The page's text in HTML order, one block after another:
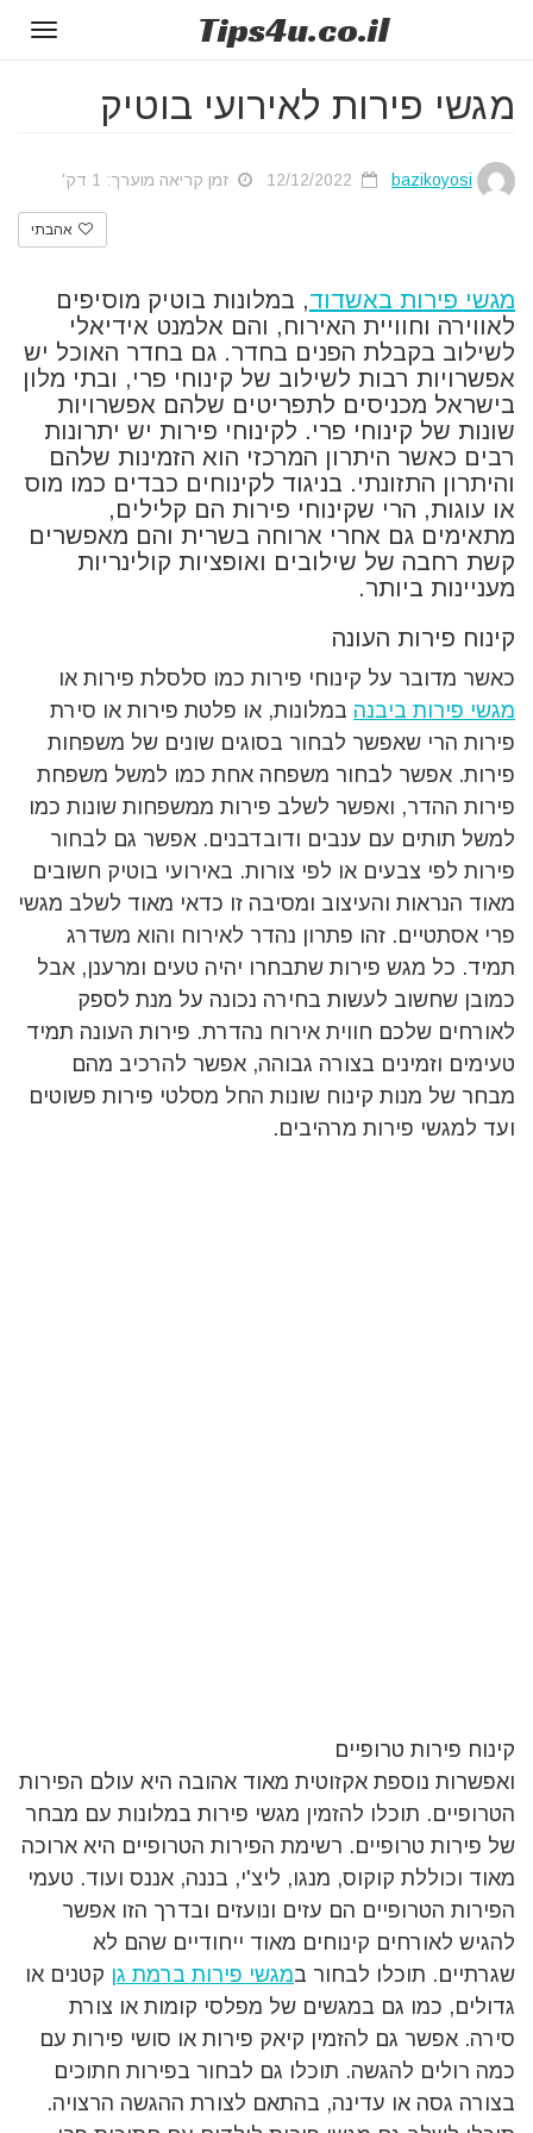
Tips4u.co.il
מגשי פירות לאירועי בוטיק
bazikoyosi זמן קריאה מוערך: 1 דק'
אהבתי
מגשי פירות באשדוד, במלונות בוטיק מוסיפים
לאווירה וחוויית האירוח, והם אלמנט אידיאלי
לשילוב בקבלת הפנים בחדר. גם בחדר האוכל יש
אפשרויות רבות לשילוב של קינוחי פרי, ובתי מלון
בישראל מכניסים לתפריטים שלהם אפשרויות
שונות של קינוחי פרי. לקינוחי פירות יש יתרונות
רבים כאשר היתרון המרכזי הוא הזמינות שלהם
והיתרון התזונתי. בניגוד לקינוחים כבדים כמו מוס
או עוגות, הרי שקינוחי פירות הם קלילים,
מתאימים גם אחרי ארוחה בשרית והם מאפשרים
קשת רחבה של שילובים ואופציות קולינריות
מעניינות ביותר.
קינוח פירות העונה
כאשר מדובר על קינוחי פירות כמו סלסלת פירות או
מגשי פירות ביבנה במלונות, או פלטת פירות או סירת
פירות הרי שאפשר לבחור בסוגים שונים של משפחות
פירות. אפשר לבחור משפחה אחת כמו למשל משפחת
פירות ההדר, ואפשר לשלב פירות ממשפחות שונות כמו
למשל תותים עם ענבים ודובדבנים. אפשר גם לבחור
פירות לפי צבעים או לפי צורות. באירועי בוטיק חשובים
מאוד הנראות והעיצוב ומסיבה זו כדאי מאוד לשלב מגשי
פרי אסתטיים. זהו פתרון נהדר לאירוח והוא משדרג
תמיד. כל מגש פירות שתבחרו יהיה טעים ומרענן, אבל
כמובן שחשוב לעשות בחירה נכונה על מנת לספק
לאורחים שלכם חווית אירוח נהדרת. פירות העונה תמיד
טעימים וזמינים בצורה גבוהה, אפשר להרכיב מהם
מבחר של מנות קינוח שונות החל מסלטי פירות פשוטים
ועד למגשי פירות מרהיבים.
קינוח פירות טרופיים
ואפשרות נוספת אקזוטית מאוד אהובה היא עולם הפירות
הטרופיים. תוכלו להזמין מגשי פירות במלונות עם מבחר
של פירות טרופיים. רשימת הפירות הטרופיים היא ארוכה
מאוד וכוללת קוקוס, מנגו, ליצ'י, בננה, אננס ועוד. טעמי
הפירות הטרופיים הם עזים ונועזים ובדרך הזו אפשר
להגיש לאורחים קינוחים מאוד ייחודיים שהם לא
שגרתיים. תוכלו לבחור במגשי פירות ברמת גן קטנים או
גדולים, כמו גם במגשים של מפלסי קומות או צורת
סירה. אפשר גם להזמין קיאק פירות או סושי פירות עם
כמה רולים להגשה. תוכלו גם לבחור בפירות חתוכים
בצורה גסה או עדינה, בהתאם לצורת ההגשה הרצויה.